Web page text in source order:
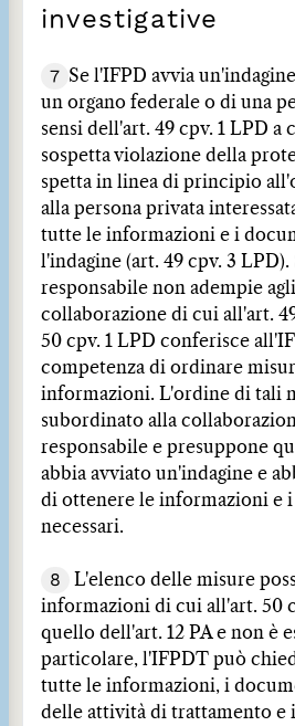
investigative
7 Se l'IFPD avvia
un organo federale o di una
sensi dell'art. 49 cpv. 1 LPD a
sospetta violazione della
spetta in linea di principio
alla persona privata
tutte le informazioni e i
l'indagine (art. 49 cpv. 3 LPD).
responsabile non adempie
collaborazione di cui all'art.
50 cpv. 1 LPD conferisce
competenza di ordinare
informazioni. L'ordine di tali
subordinato alla
responsabile e presuppone
abbia avviato un'indagine e
di ottenere le informazioni e
necessari.
8
L'elenco delle misure
informazioni di cui all'art. 50
quello dell'art. 12 PA e non è
particolare, l'IFPDT può
tutte le informazioni, i
delle attività di trattamento e